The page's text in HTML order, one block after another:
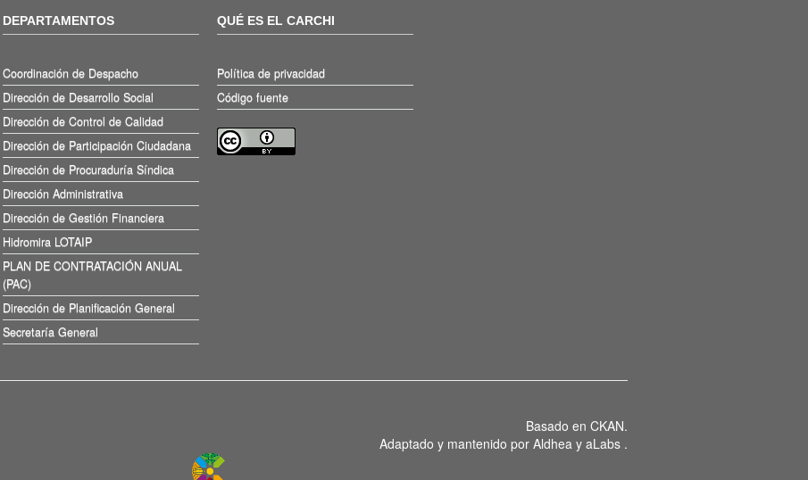
DEPARTAMENTOS
Coordinación de Despacho
Dirección de Desarrollo Social
Dirección de Control de Calidad
Dirección de Participación Ciudadana
Dirección de Procuraduría Síndica
Dirección Administrativa
Dirección de Gestión Financiera
Hidromira LOTAIP
PLAN DE CONTRATACIÓN ANUAL
(PAC)
Dirección de Planificación General
Secretaría General
QUÉ ES EL CARCHI
Política de privacidad
Código fuente
Basado en CKAN.
Adaptado y mantenido por Aldhea y aLabs .